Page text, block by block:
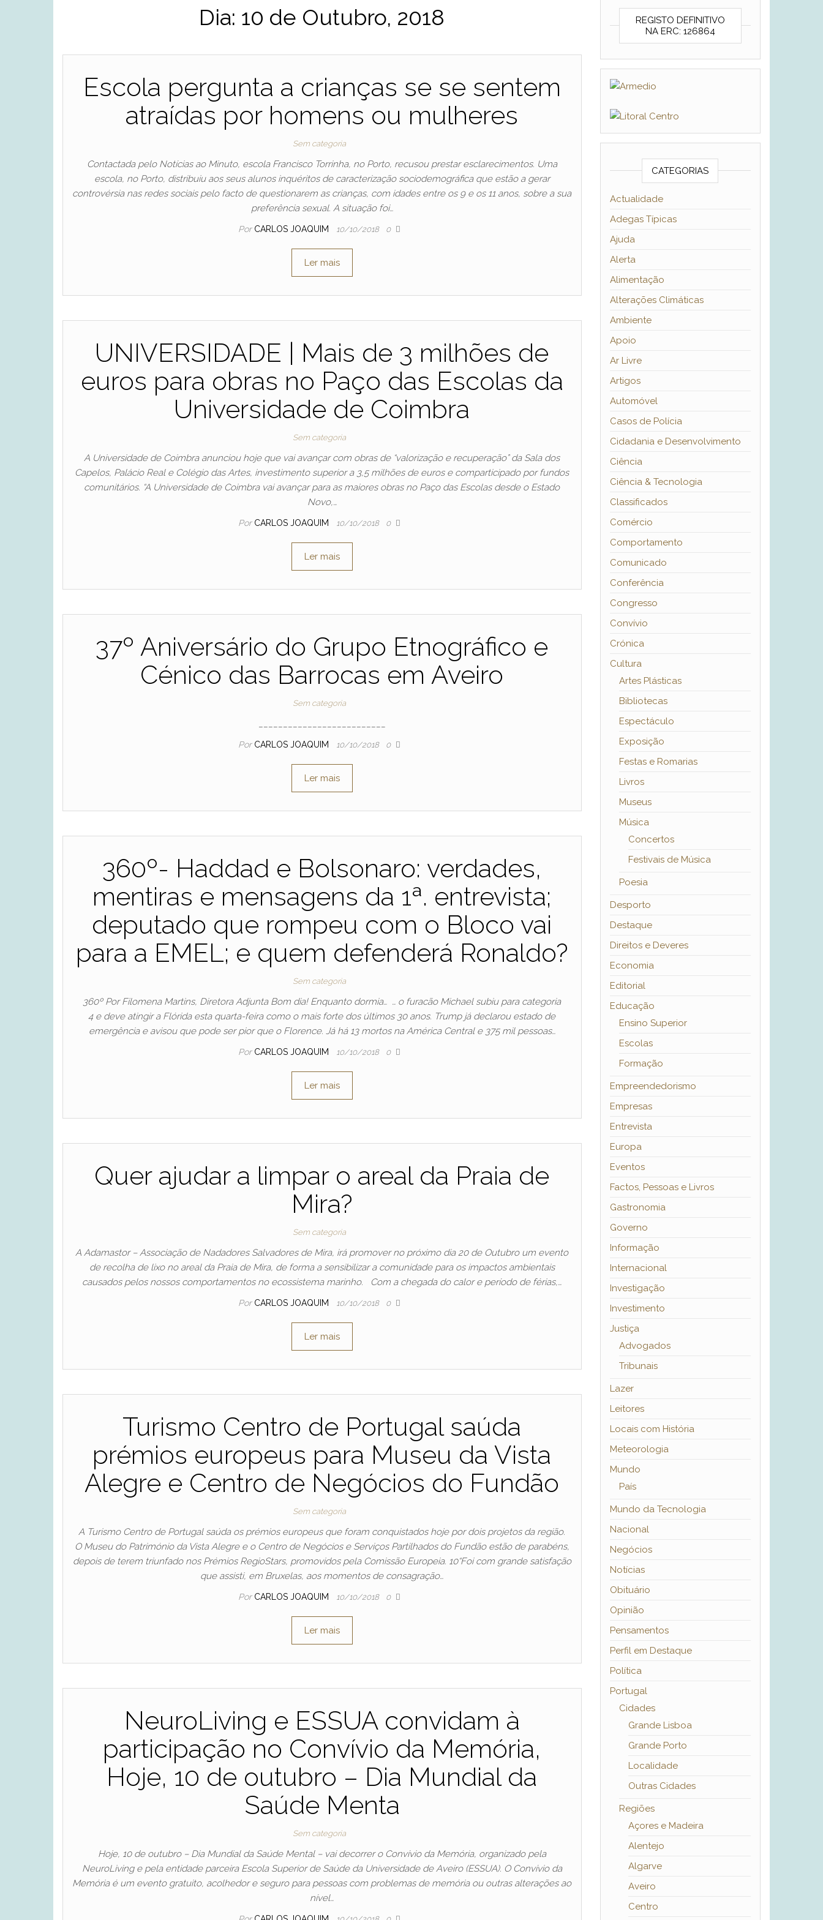
Dia: 10 de Outubro, 2018
Escola pergunta a crianças se se sentem
atraídas por homens ou mulheres
Sem categoria
Contactada pelo Notícias ao Minuto, escola Francisco Torrinha, no Porto, recusou prestar esclarecimentos. Uma
escola, no Porto, distribuiu aos seus alunos inquéritos de caracterização sociodemográfica que estão a gerar
controvérsia nas redes sociais pelo facto de questionarem as crianças, com idades entre os 9 e os 11 anos, sobre a sua
preferência sexual. A situação foi…
Por CARLOS JOAQUIM 10/10/2018 0
Ler mais
UNIVERSIDADE | Mais de 3 milhões de
euros para obras no Paço das Escolas da
Universidade de Coimbra
Sem categoria
A Universidade de Coimbra anunciou hoje que vai avançar com obras de “valorização e recuperação” da Sala dos
Capelos, Palácio Real e Colégio das Artes, investimento superior a 3,5 milhões de euros e comparticipado por fundos
comunitários. “A Universidade de Coimbra vai avançar para as maiores obras no Paço das Escolas desde o Estado
Novo,…
Por CARLOS JOAQUIM 10/10/2018 0
Ler mais
37º Aniversário do Grupo Etnográfico e
Cénico das Barrocas em Aveiro
Sem categoria
Por CARLOS JOAQUIM 10/10/2018 0
Ler mais
360º- Haddad e Bolsonaro: verdades,
mentiras e mensagens da 1ª. entrevista;
deputado que rompeu com o Bloco vai
para a EMEL; e quem defenderá Ronaldo?
Sem categoria
360º Por Filomena Martins, Diretora Adjunta Bom dia! Enquanto dormia… … o furacão Michael subiu para categoria
4 e deve atingir a Flórida esta quarta-feira como o mais forte dos últimos 30 anos. Trump já declarou estado de
emergência e avisou que pode ser pior que o Florence. Já há 13 mortos na América Central e 375 mil pessoas…
Por CARLOS JOAQUIM 10/10/2018 0
Ler mais
Quer ajudar a limpar o areal da Praia de
Mira?
Sem categoria
A Adamastor – Associação de Nadadores Salvadores de Mira, irá promover no próximo dia 20 de Outubro um evento
de recolha de lixo no areal da Praia de Mira, de forma a sensibilizar a comunidade para os impactos ambientais
causados pelos nossos comportamentos no ecossistema marinho. Com a chegada do calor e período de férias,…
Por CARLOS JOAQUIM 10/10/2018 0
Ler mais
Turismo Centro de Portugal saúda
prémios europeus para Museu da Vista
Alegre e Centro de Negócios do Fundão
Sem categoria
A Turismo Centro de Portugal saúda os prémios europeus que foram conquistados hoje por dois projetos da região.
O Museu do Património da Vista Alegre e o Centro de Negócios e Serviços Partilhados do Fundão estão de parabéns,
depois de terem triunfado nos Prémios RegioStars, promovidos pela Comissão Europeia. 10“Foi com grande satisfação
que assisti, em Bruxelas, aos momentos de consagração…
Por CARLOS JOAQUIM 10/10/2018 0
Ler mais
NeuroLiving e ESSUA convidam à
participação no Convívio da Memória,
Hoje, 10 de outubro – Dia Mundial da
Saúde Menta
Sem categoria
Hoje, 10 de outubro – Dia Mundial da Saúde Mental – vai decorrer o Convívio da Memória, organizado pela
NeuroLiving e pela entidade parceira Escola Superior de Saúde da Universidade de Aveiro (ESSUA). O Convívio da
Memória é um evento gratuito, acolhedor e seguro para pessoas com problemas de memória ou outras alterações ao
nível…
REGISTO DEFINITIVO
NA ERC: 126864
CATEGORIAS
Actualidade
Adegas Típicas
Ajuda
Alerta
Alimentação
Alterações Climáticas
Ambiente
Apoio
Ar Livre
Artigos
Automóvel
Casos de Polícia
Cidadania e Desenvolvimento
Ciência
Ciência & Tecnologia
Classificados
Comércio
Comportamento
Comunicado
Conferência
Congresso
Convívio
Crónica
Cultura
Artes Plásticas
Bibliotecas
Espectáculo
Exposição
Festas e Romarias
Livros
Museus
Música
Concertos
Festivais de Música
Poesia
Desporto
Destaque
Direitos e Deveres
Economia
Editorial
Educação
Ensino Superior
Escolas
Formação
Empreendedorismo
Empresas
Entrevista
Europa
Eventos
Factos, Pessoas e Livros
Gastronomia
Governo
Informação
Internacional
Investigação
Investimento
Justiça
Advogados
Tribunais
Lazer
Leitores
Locais com História
Meteorologia
Mundo
País
Mundo da Tecnologia
Nacional
Negócios
Notícias
Obituário
Opinião
Pensamentos
Perfil em Destaque
Política
Portugal
Cidades
Grande Lisboa
Grande Porto
Localidade
Outras Cidades
Regiões
Açores e Madeira
Alentejo
Algarve
Aveiro
Centro